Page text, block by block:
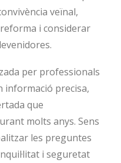
veïnal,
i considerar
per professionals
informació precisa,
que
molts anys. Sens
les preguntes
i seguretat